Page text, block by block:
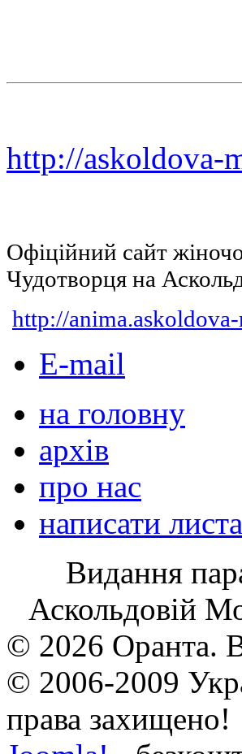
http://askoldova-
Офіційний сайт
Чудотворця на
http://
E-mail
на головну
архів
про нас
написати листа
Видання
Аскольдовій
© 2026 Оранта.
© 2006-2009
права захищено!